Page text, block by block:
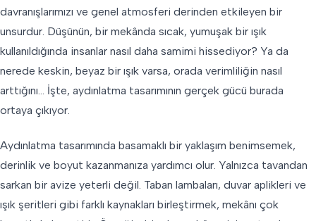
davranışlarımızı ve genel atmosferi derinden etkileyen bir
unsurdur. Düşünün, bir mekânda sıcak, yumuşak bir ışık
kullanıldığında insanlar nasıl daha samimi hissediyor? Ya da
nerede keskin, beyaz bir ışık varsa, orada verimliliğin nasıl
arttığını… İşte, aydınlatma tasarımının gerçek gücü burada
ortaya çıkıyor.
Aydınlatma tasarımında basamaklı bir yaklaşım benimsemek,
derinlik ve boyut kazanmanıza yardımcı olur. Yalnızca tavandan
sarkan bir avize yeterli değil. Taban lambaları, duvar aplikleri ve
ışık şeritleri gibi farklı kaynakları birleştirmek, mekânı çok